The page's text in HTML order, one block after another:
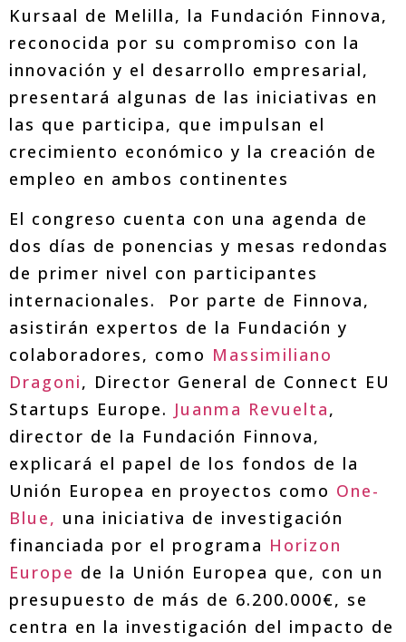
Kursaal de Melilla, la Fundación Finnova,
reconocida por su compromiso con la
innovación y el desarrollo empresarial,
presentará algunas de las iniciativas en
las que participa, que impulsan el
crecimiento económico y la creación de
empleo en ambos continentes
El congreso cuenta con una agenda de
dos días de ponencias y mesas redondas
de primer nivel con participantes
internacionales. Por parte de Finnova,
asistirán expertos de la Fundación y
colaboradores, como Massimiliano
Dragoni, Director General de Connect EU
Startups Europe. Juanma Revuelta,
director de la Fundación Finnova,
explicará el papel de los fondos de la
Unión Europea en proyectos como One-
Blue, una iniciativa de investigación
financiada por el programa Horizon
Europe de la Unión Europea que, con un
presupuesto de más de 6.200.000€, se
centra en la investigación del impacto de